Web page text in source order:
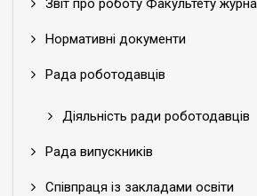
Звіт про роботу Факультету
Нормативні документи
Рада роботодавців
Діяльність ради роботодавців
Рада випускників
Співпраця із закладами освіти